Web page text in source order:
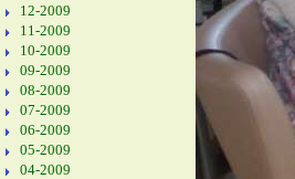
12-2009
11-2009
10-2009
09-2009
08-2009
07-2009
06-2009
05-2009
04-2009